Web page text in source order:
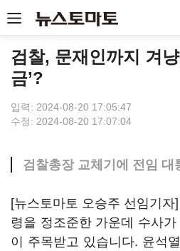
검찰, 문재인까지 겨
금’?
입력: 2024-08-20 17:05:47
수정: 2024-08-20 17:07:04
검찰총장 교체기에 전임 대
[뉴스토마토 오승주 선임기
령을 정조준한 가운데 수사
이 주목받고 있습니다. 윤석